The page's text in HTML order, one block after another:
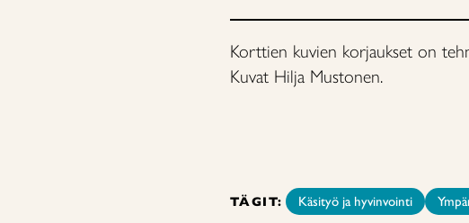
Korttien kuvien korjaukset on
Kuvat Hilja Mustonen.
TÄGIT: Käsityö ja hyvinvointi